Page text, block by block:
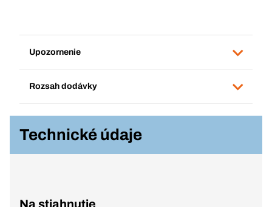
Upozornenie
Rozsah dodávky
Technické údaje
Na stiahnutie